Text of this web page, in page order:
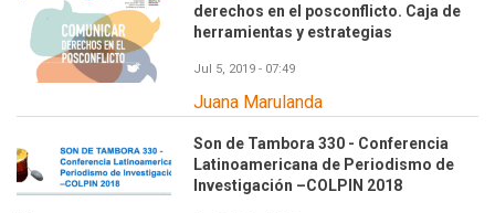
derechos en el posconflicto. Caja de
herramientas y estrategias
Jul 5, 2019 - 07:49
Juana Marulanda
Son de Tambora 330 - Conferencia
Latinoamericana de Periodismo de
Investigación –COLPIN 2018